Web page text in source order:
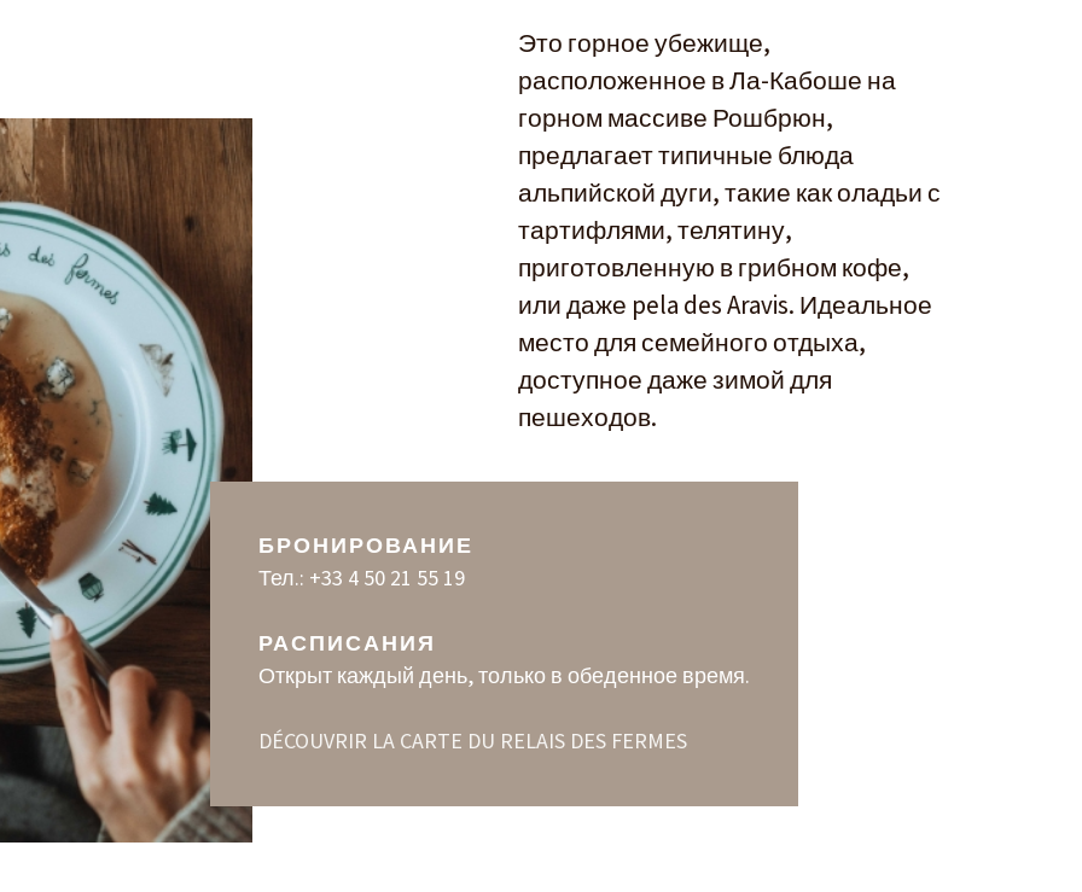
Это горное убежище,
расположенное в Ла-Кабоше на
горном массиве Рошбрюн,
предлагает типичные блюда
альпийской дуги, такие как оладьи с
тартифлями, телятину,
приготовленную в грибном кофе,
или даже pela des Aravis. Идеальное
место для семейного отдыха,
доступное даже зимой для
пешеходов.
БРОНИРОВАНИЕ
Тел.: +33 4 50 21 55 19
РАСПИСАНИЯ
Открыт каждый день, только в обеденное время.
DÉCOUVRIR LA CARTE DU RELAIS DES FERMES